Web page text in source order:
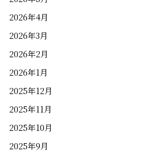
岡山県岡山市北区駅元町1−10
2026年4月
2026年3月
2026年2月
2026年1月
2025年12月
2025年11月
2025年10月
2025年9月